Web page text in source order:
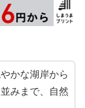
かな湖岸から
みまで、自然